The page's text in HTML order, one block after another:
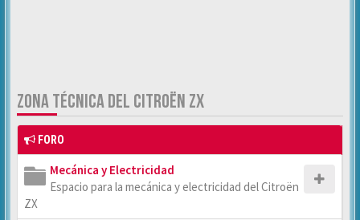
ZONA TÉCNICA DEL CITROËN ZX
FORO
Mecánica y Electricidad
Espacio para la mecánica y electricidad del Citroën
ZX